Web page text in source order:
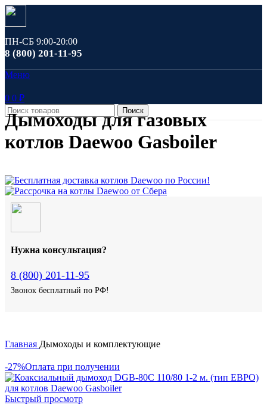
ПН-СБ 9:00-20:00
8 (800) 201-11-95
Меню
0 0 ₽
Поиск
Дымоходы для газовых
котлов Daewoo Gasboiler
Нужна консультация?
8 (800) 201-11-95
Звонок бесплатный по РФ!
Главная Дымоходы и комплектующие
-27%Оплата при получении
Быстрый просмотр